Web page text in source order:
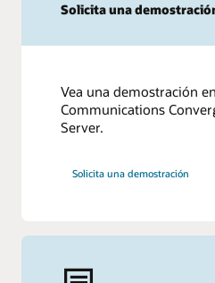
Solicita una
Vea una demostración
Communications
Server.
Solicita una demostración